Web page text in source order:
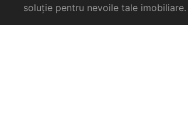
soluție pentru nevoile tale imobiliare.